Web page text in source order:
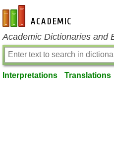
en-academic.com
Academic Dictionaries and
Interpretations Translations